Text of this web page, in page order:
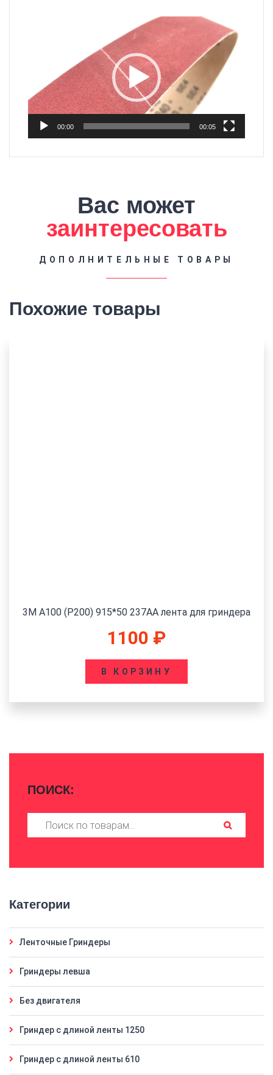
00:00 00:05
Вас может
заинтересовать
ДОПОЛНИТЕЛЬНЫЕ ТОВАРЫ
Похожие товары
3M A100 (P200) 915*50 237AA лента для гриндера
1100 ₽
В КОРЗИНУ
ПОИСК:
Искать:
Категории
Ленточные Гриндеры
Гриндеры левша
Без двигателя
Гриндер с длиной ленты 1250
Гриндер с длиной ленты 610